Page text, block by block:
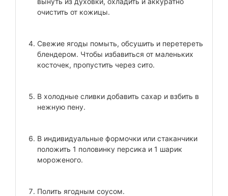
очистить от кожицы.
Свежие ягоды помыть, обсушить и перетереть
блендером. Чтобы избавиться от маленьких
косточек, пропустить через сито.
В холодные сливки добавить сахар и взбить в
нежную пену.
В индивидуальные формочки или стаканчики
положить 1 половинку персика и 1 шарик
мороженого.
Полить ягодным соусом.